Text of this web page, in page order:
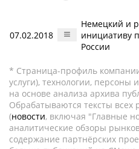
07.02.2018
Немецкий и
инициативу
России
* Страница-профиль
услуги), технологии, персоны
на основе анализа архива
Обрабатываются тексты всех
(новости, включая "Главные
аналитические обзоры
содержание партнёрских